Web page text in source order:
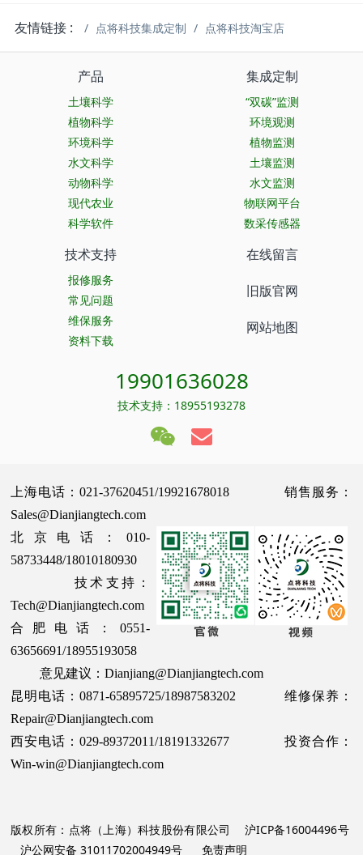
友情链接 : 点将科技集成定制 点将科技淘宝店
产品
土壤科学
植物科学
环境科学
水文科学
动物科学
现代农业
科学软件
集成定制
“双碳”监测
环境观测
植物监测
土壤监测
水文监测
物联网平台
数采传感器
技术支持
报修服务
常见问题
维保服务
资料下载
在线留言
旧版官网
网站地图
19901636028
技术支持：18955193278
上海电话：021-37620451/19921678018 销售服务：
Sales@Dianjiangtech.com
北京电话：010-
58733448/18010180930
技术支持：
Tech@Dianjiangtech.com
合肥电话：0551-
63656691/18955193058
意见建议：Dianjiang@Dianjiangtech.com
昆明电话：0871-65895725/18987583202 维修保养：
Repair@Dianjiangtech.com
西安电话：029-89372011/18191332677 投资合作：
Win-win@Dianjiangtech.com
版权所有：点将（上海）科技股份有限公司 沪ICP备16004496号
沪公网安备 31011702004949号
免责声明